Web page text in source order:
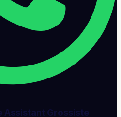
Assistant Grossiste